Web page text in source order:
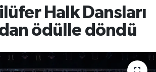
Halk Dansları
ödülle döndü
Haberleri